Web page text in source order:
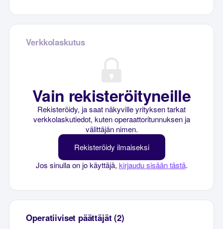
Verkkolaskutus
Vain rekisteröityneille
Rekisteröidy, ja saat näkyville yrityksen tarkat
verkkolaskutiedot, kuten operaattoritunnuksen ja
välittäjän nimen.
Rekisteröidy ilmaiseksi
Jos sinulla on jo käyttäjä, kirjaudu sisään tästä.
Operatiiviset päättäjät (2)